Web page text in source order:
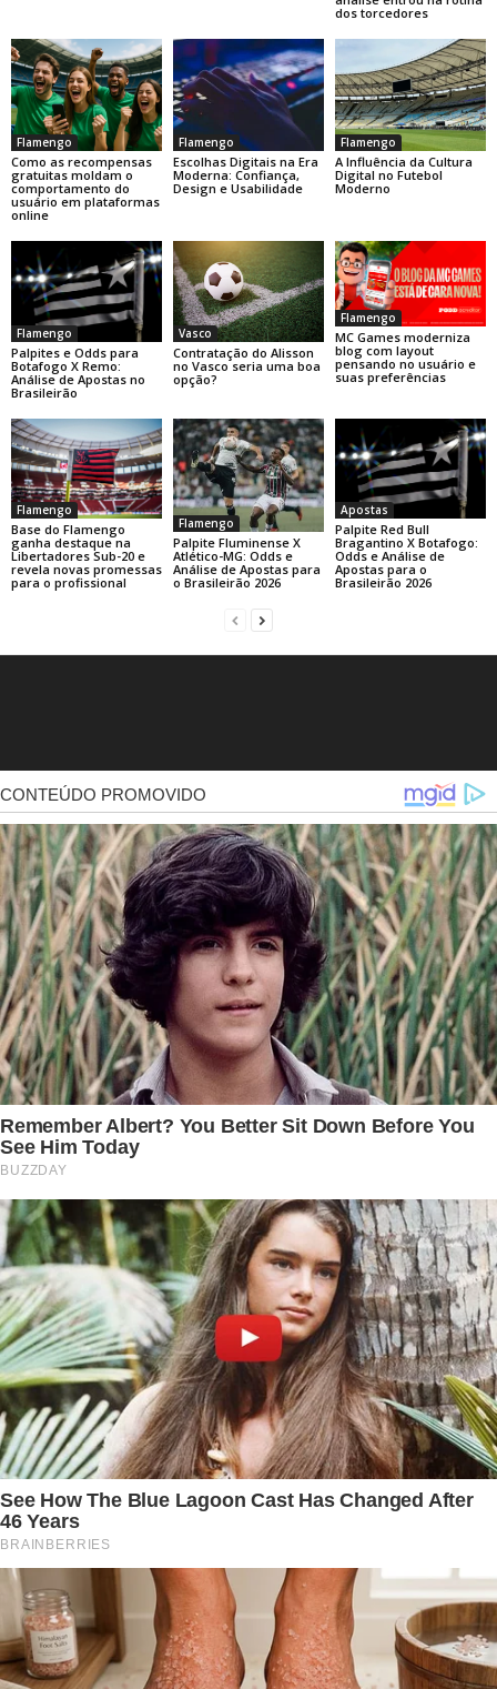
dos torcedores
Flamengo
Como as recompensas
gratuitas moldam o
comportamento do
usuário em plataformas
online
Flamengo
Escolhas Digitais na Era
Moderna: Confiança,
Design e Usabilidade
Flamengo
A Influência da Cultura
Digital no Futebol
Moderno
Flamengo
Palpites e Odds para
Botafogo X Remo:
Análise de Apostas no
Brasileirão
Vasco
Contratação do Alisson
no Vasco seria uma boa
opção?
Flamengo
MC Games moderniza
blog com layout
pensando no usuário e
suas preferências
Flamengo
Base do Flamengo
ganha destaque na
Libertadores Sub-20 e
revela novas promessas
para o profissional
Flamengo
Palpite Fluminense X
Atlético-MG: Odds e
Análise de Apostas para
o Brasileirão 2026
Apostas
Palpite Red Bull
Bragantino X Botafogo:
Odds e Análise de
Apostas para o
Brasileirão 2026